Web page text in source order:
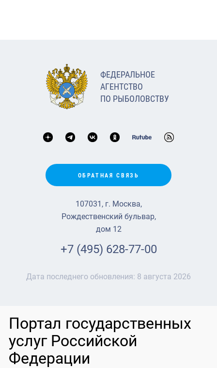
ФЕДЕРАЛЬНОЕ
АГЕНТСТВО
ПО РЫБОЛОВСТВУ
ОБРАТНАЯ СВЯЗЬ
107031, г. Москва,
Рождественский бульвар,
дом 12
+7 (495) 628-77-00
Дата последнего обновления: 8 августа 2026
Портал государственных
услуг Российской
Федерации